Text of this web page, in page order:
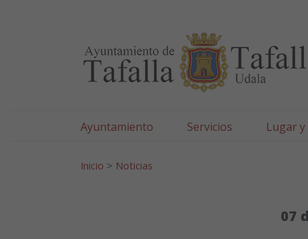
Ayuntamiento Servicios Lugar
Inicio > Noticias
07